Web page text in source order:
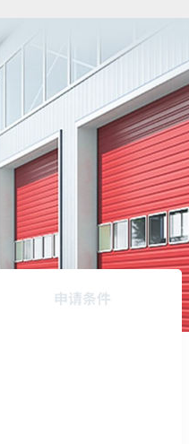
申请条件